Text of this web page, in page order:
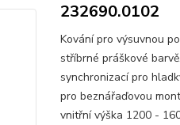
232690.0102
Kování pro výsuvnou
stříbrné práškové
synchronizací pro
pro beznářaďovou
vnitřní výška 1200 -